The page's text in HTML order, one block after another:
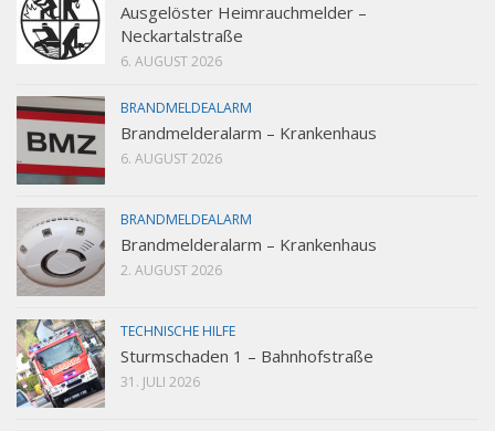
Ausgelöster Heimrauchmelder –
Neckartalstraße
6. AUGUST 2026
BRANDMELDEALARM
Brandmelderalarm – Krankenhaus
6. AUGUST 2026
BRANDMELDEALARM
Brandmelderalarm – Krankenhaus
2. AUGUST 2026
TECHNISCHE HILFE
Sturmschaden 1 – Bahnhofstraße
31. JULI 2026